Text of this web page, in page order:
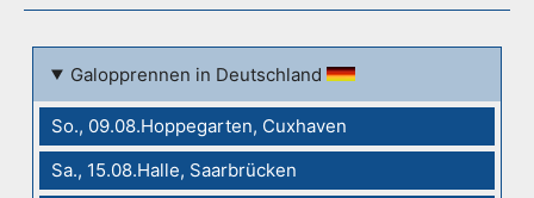
Galopprennen in Deutschland
So., 09.08.Hoppegarten, Cuxhaven
Sa., 15.08.Halle, Saarbrücken